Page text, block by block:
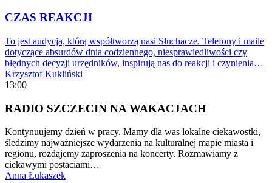
CZAS REAKCJI
To jest audycja, którą współtworzą nasi Słuchacze. Telefony i maile
dotyczące absurdów dnia codziennego, niesprawiedliwości czy
błędnych decyzji urzędników, inspirują nas do reakcji i czynienia…
Krzysztof Kukliński
13:00
RADIO SZCZECIN NA WAKACJACH
Kontynuujemy dzień w pracy. Mamy dla was lokalne ciekawostki,
śledzimy najważniejsze wydarzenia na kulturalnej mapie miasta i
regionu, rozdajemy zaproszenia na koncerty. Rozmawiamy z
ciekawymi postaciami…
Anna Łukaszek